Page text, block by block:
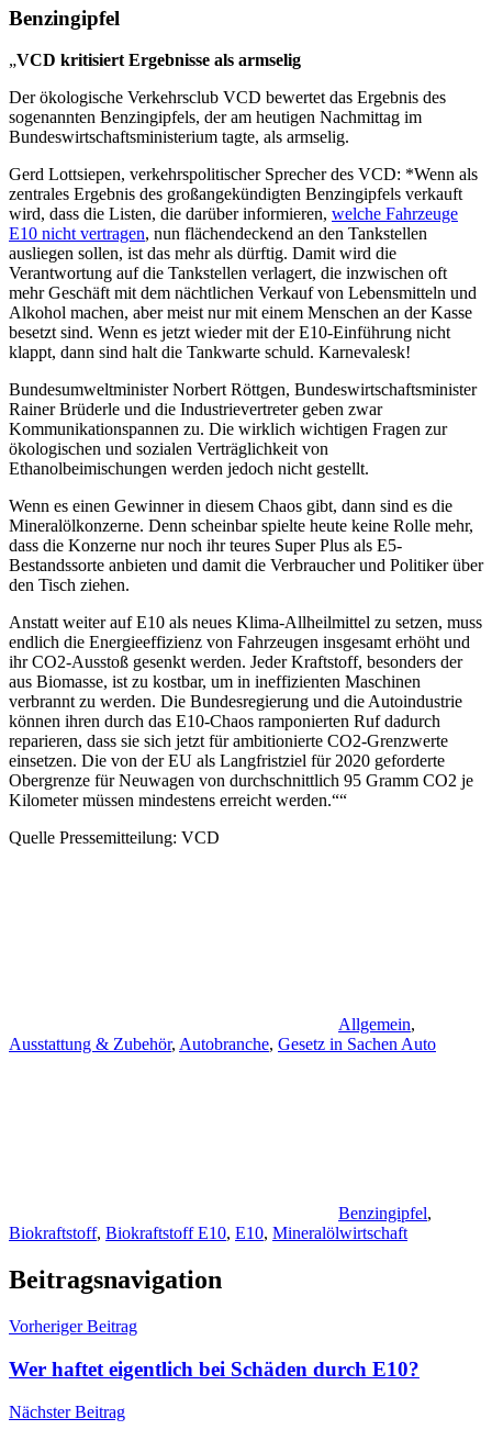
Benzingipfel
„VCD kritisiert Ergebnisse als armselig
Der ökologische Verkehrsclub VCD bewertet das Ergebnis des
sogenannten Benzingipfels, der am heutigen Nachmittag im
Bundeswirtschaftsministerium tagte, als armselig.
Gerd Lottsiepen, verkehrspolitischer Sprecher des VCD: *Wenn als
zentrales Ergebnis des großangekündigten Benzingipfels verkauft
wird, dass die Listen, die darüber informieren, welche Fahrzeuge
E10 nicht vertragen, nun flächendeckend an den Tankstellen
ausliegen sollen, ist das mehr als dürftig. Damit wird die
Verantwortung auf die Tankstellen verlagert, die inzwischen oft
mehr Geschäft mit dem nächtlichen Verkauf von Lebensmitteln und
Alkohol machen, aber meist nur mit einem Menschen an der Kasse
besetzt sind. Wenn es jetzt wieder mit der E10-Einführung nicht
klappt, dann sind halt die Tankwarte schuld. Karnevalesk!
Bundesumweltminister Norbert Röttgen, Bundeswirtschaftsminister
Rainer Brüderle und die Industrievertreter geben zwar
Kommunikationspannen zu. Die wirklich wichtigen Fragen zur
ökologischen und sozialen Verträglichkeit von
Ethanolbeimischungen werden jedoch nicht gestellt.
Wenn es einen Gewinner in diesem Chaos gibt, dann sind es die
Mineralölkonzerne. Denn scheinbar spielte heute keine Rolle mehr,
dass die Konzerne nur noch ihr teures Super Plus als E5-
Bestandssorte anbieten und damit die Verbraucher und Politiker über
den Tisch ziehen.
Anstatt weiter auf E10 als neues Klima-Allheilmittel zu setzen, muss
endlich die Energieeffizienz von Fahrzeugen insgesamt erhöht und
ihr CO2-Ausstoß gesenkt werden. Jeder Kraftstoff, besonders der
aus Biomasse, ist zu kostbar, um in ineffizienten Maschinen
verbrannt zu werden. Die Bundesregierung und die Autoindustrie
können ihren durch das E10-Chaos ramponierten Ruf dadurch
reparieren, dass sie sich jetzt für ambitionierte CO2-Grenzwerte
einsetzen. Die von der EU als Langfristziel für 2020 geforderte
Obergrenze für Neuwagen von durchschnittlich 95 Gramm CO2 je
Kilometer müssen mindestens erreicht werden.““
Quelle Pressemitteilung: VCD
Allgemein,
Ausstattung & Zubehör, Autobranche, Gesetz in Sachen Auto
Benzingipfel,
Biokraftstoff, Biokraftstoff E10, E10, Mineralölwirtschaft
Beitragsnavigation
Vorheriger Beitrag
Wer haftet eigentlich bei Schäden durch E10?
Nächster Beitrag